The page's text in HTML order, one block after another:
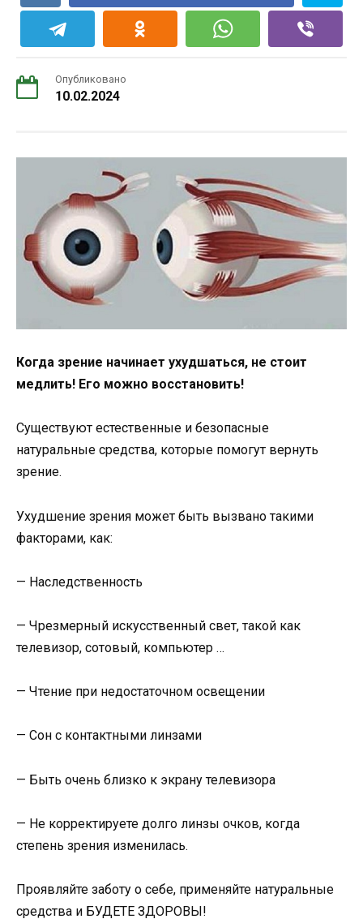
Опубликовано
10.02.2024
Когда зрение начинает ухудшаться, не стоит
медлить! Его можно восстановить!
Существуют естественные и безопасные
натуральные средства, которые помогут вернуть
зрение.
Ухудшение зрения может быть вызвано такими
факторами, как:
— Наследственность
— Чрезмерный искусственный свет, такой как
телевизор, сотовый, компьютер …
— Чтение при недостаточном освещении
— Сон с контактными линзами
— Быть очень близко к экрану телевизора
— Не корректируете долго линзы очков, когда
степень зрения изменилась.
Проявляйте заботу о себе, применяйте натуральные
средства и БУДЕТЕ ЗДОРОВЫ!